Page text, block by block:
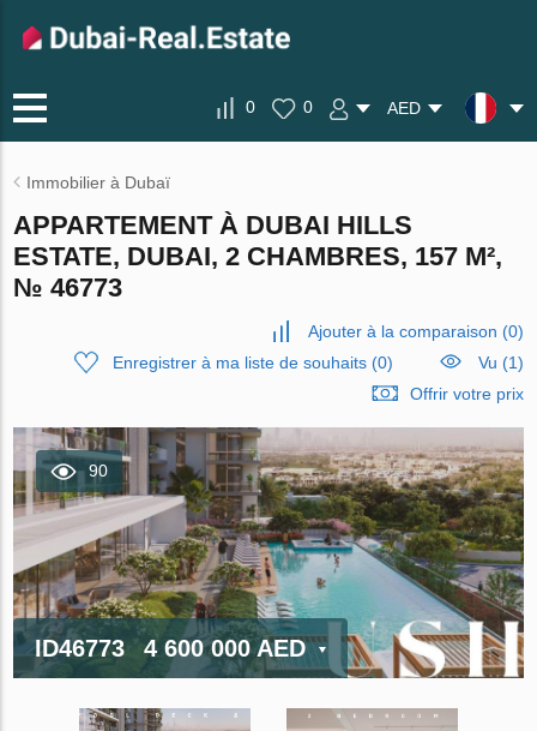
0 0 AED
Immobilier à Dubaï
APPARTEMENT À DUBAI HILLS
ESTATE, DUBAI, 2 CHAMBRES, 157 M²,
№ 46773
Ajouter à la comparaison (0)
Enregistrer à ma liste de souhaits(0)
Vu (1)
Offrir votre prix
90
ID46773 4 600 000 AED